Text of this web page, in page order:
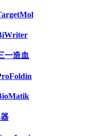
一造血